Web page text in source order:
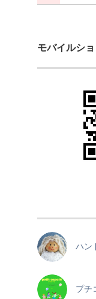
モバイルシ
ハン
プチ